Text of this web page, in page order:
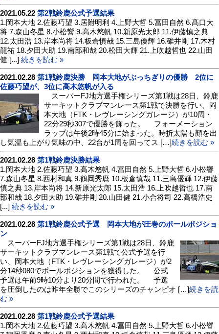
2021.05.22 第2戦鈴鹿公式予選結果
1.岡本大地 2.佐藤巧望 3.居附明利 4.上野大哲 5.冨田自然 6.髙口大
将 7.森山冬星 8.小松響 9.高木悠帆 10.新原光太郎 11.伊藤慎之典
12.太田浩 13.岸本尚将 14.板倉慎哉 15.三島優輝 16.碓井剛 17.木村
龍祐 18.夕田大助 19.南部和哉 20.松田大輝 21.上吹越哲也 22.山田
健 [...] 続きを読む »
2021.02.28 第1戦鈴鹿決勝 岡本大地がぶっちぎりの優勝 2位に
佐藤巧望が、3位に高木悠帆が入る
スーパーFJ地方選手権シリーズ第1戦は28日、鈴鹿
サーキットクラブマンレース第1戦で決勝を行い、岡
本大地（FTK・レヴレーシングガレージ）が10周・
22分29秒307で優勝を飾った。 フォーメーション
ラップは午後2時45分に始まった。時折太陽も顔を出
し気温も上がり気味の中、22台が1周を回ってス […]続きを読む »
2021.02.28 第1戦鈴鹿決勝結果
1.岡本大地 2.佐藤巧望 3.高木悠帆 4.冨田自然 5.上野大哲 6.小松響
7.森山冬星 8.西村和真 9.鶴岡秀麿 10.板倉慎哉 11.三島優輝 12.伊藤
慎之典 13.岸本尚将 14.新原光太郎 15.太田浩 16.上吹越哲也 17.南
部和哉 18.夕田大助 19.碓井剛 20.山田健 21.小合将司 22.高橋浩史
[...] 続きを読む »
2021.02.28 第1戦鈴鹿公式予選 岡本大地が圧巻のポールポジショ
ン
スーパーFJ地方選手権シリーズ第1戦は28日、鈴鹿
サーキットクラブマンレース第1戦で公式予選を行
い、岡本大地（FTK・レヴレーシングガレージ）が2
分14秒080でポールポジションを獲得した。 公式
予選は午前9時10分より20分間で行われた。 予選
を圧倒したのは昨年全勝でこのシリーズのチャンピオ […]続きを読
む »
2021.02.28 第1戦鈴鹿公式予選結果
1.岡本大地 2.佐藤巧望 3.高木悠帆 4.冨田自然 5.上野大哲 6.小松響